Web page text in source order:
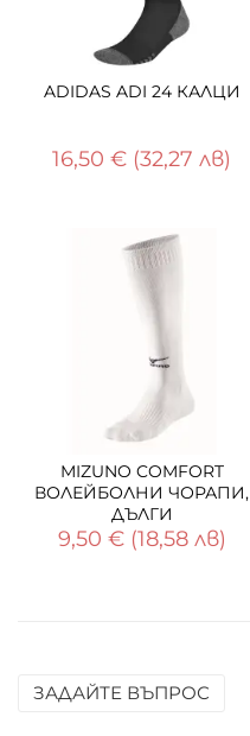
ADIDAS ADI 24 КАЛЦИ
16,50 € (32,27 лв)
MIZUNO COMFORT
ВОЛЕЙБОЛНИ ЧОРАПИ,
ДЪЛГИ
9,50 € (18,58 лв)
ЗАДАЙТЕ ВЪПРОС